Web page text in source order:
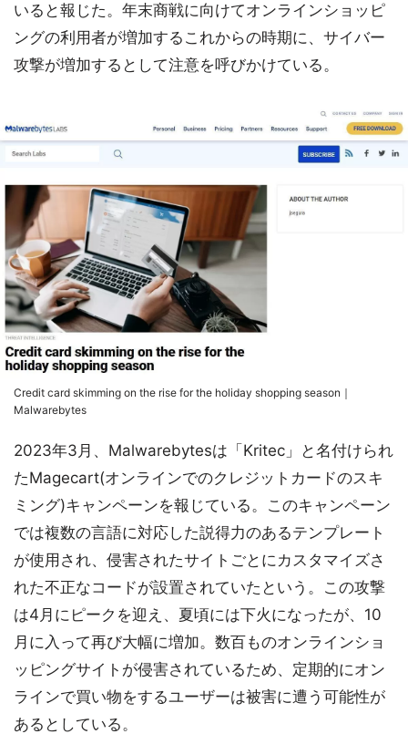
いると報じた。年末商戦に向けてオンラインショッピ
ングの利用者が増加するこれからの時期に、サイバー
攻撃が増加するとして注意を呼びかけている。
Credit card skimming on the rise for the holiday shopping season｜
Malwarebytes
2023年3月、Malwarebytesは「Kritec」と名付けられ
たMagecart(オンラインでのクレジットカードのスキ
ミング)キャンペーンを報じている。このキャンペーン
では複数の言語に対応した説得力のあるテンプレート
が使用され、侵害されたサイトごとにカスタマイズさ
れた不正なコードが設置されていたという。この攻撃
は4月にピークを迎え、夏頃には下火になったが、10
月に入って再び大幅に増加。数百ものオンラインショ
ッピングサイトが侵害されているため、定期的にオン
ラインで買い物をするユーザーは被害に遭う可能性が
あるとしている。